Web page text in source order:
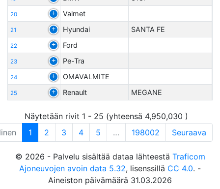
20 Valmet
21 Hyundai SANTA FE
22 Ford
23 Pe-Tra
24 OMAVALMITE
25 Renault MEGANE
Näytetään rivit 1 - 25 (yhteensä 4,950,030 )
1 2 3 4 5 … 198002 Seuraava
© 2026 - Palvelu sisältää dataa lähteestä Traficom
Ajoneuvojen avoin data 5.32, lisenssillä CC 4.0. -
Aineiston päivämäärä 31.03.2026